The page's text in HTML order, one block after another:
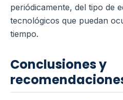
periódicamente, del tipo de
tecnológicos que puedan
tiempo.
Conclusiones y